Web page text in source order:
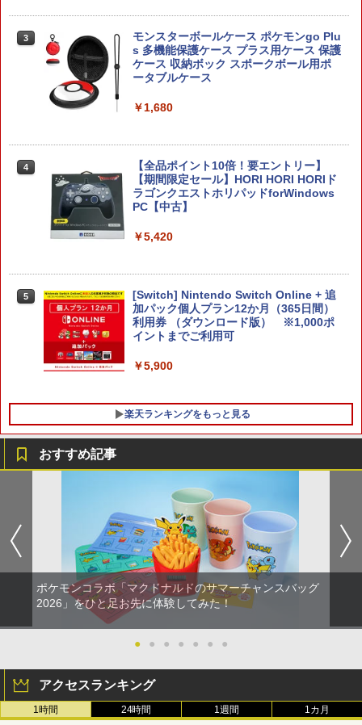
ンラインコード版
￥9,000
ニンテンドープリペイド番号 5000円|オ
ンラインコード版
￥5,000
￥11,849
トローラー ミッドナイト ブラック(CFI-
【純正品】DualSense ワイヤレスコン
￥1,000
【純正品】Xbox ワイヤレス コントロー
Xbox プリペイドカード 5,000円 デジタ
ンラインコード]
￥8,698
『映画 ラブライブ！蓮ノ空女学院スクー
￥8,589
窩座再来 完全生産限定版 [DVD]
2 タッチペン 純正 スタイラスペン Ninte
ndo ニンテンドースイッチ ニンテンド
ースイッチ2 静電式 タッチ操作 ゲームア
クセサリー 正規品 4902370543421
￥3,450
3
テーブルモード専用 ポータブルUSBハブ
スタンド 2ポート for Nintendo Switch
￥3,980
ndo Switch 2 Edition(【早期購入封入
特典】シリアルコード)
￥4,931
アークシステムワークス 【Switch2】デ
ON [NXS-P-A8XTC NSW2 デイブ ザ ダ
イバ- コンプリ-ト エディション]
3
＼マラソン期間P2倍！／【ゲームショッ
プ店員監修】☆最大1年間保証☆【すぐ
届く＆送料無料！】psポータル ケース P
S5 収納ケース playstation portal ケー
ス プレイステーション ポータル ケース
ps portal playstation ケース 本体 ケー
￥2,530
JDM：ジャパニーズドリフトマスター
￥3,388
＼10%OFFクーポン／PS5 slim スタン
ド PS5 縦置き 冷却 スタンド PS5コント
5ディスク-デジタル兼用 冷却ファン 充
￥3,780
3
モンスターボールケース ポケモンgo Plu
s 多機能保護ケース プラス用ケース 保護
ケース 収納ボック スポークボール用ポ
ータブルケース
￥1,680
4
【全品ポイント10倍！要エントリー】
【期間限定セール】HORI HORI HORIド
ラゴンクエストホリパッドforWindows
PC【中古】
￥5,420
5
[Switch] Nintendo Switch Online + 追
加パック個人プラン12か月（365日間）
利用券 （ダウンロード版） ※1,000ポ
イントまでご利用可
￥5,900
楽天ランキングをもっと見る
【中古】鬼灯の冷徹 第弐期 Blu-ray BO
X 上巻 /Blu−ray Disc/KIZX-90325
￥1,929
劇場版モノノ怪 第三章 蛇神【Blu-ray】
[ 神谷浩史 ]
￥7,821
3
劇場版「鬼滅の刃」無限城編 第一章 猗
おすすめ記事
ポケモンコラボ「マクドナルドのサマーチャンスバッグ
2026」をひと足お先に体験してみた！
● ● ● ● ● ● ●
アクセスランキング
1時間 24時間 1週間 1カ月